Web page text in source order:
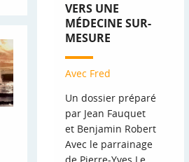
VERS UNE
MÉDECINE SUR-
MESURE
Avec Fred
Un dossier préparé
par Jean Fauquet
et Benjamin Robert
Avec le parrainage